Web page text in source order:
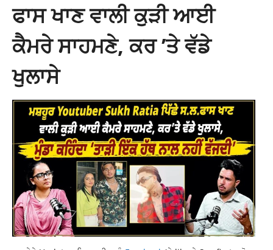
ਫਾਸ ਖਾਣ ਵਾਲੀ ਕੁੜੀ ਆਈ
ਕੈਮਰੇ ਸਾਹਮਣੇ, ਕਰ ’ਤੇ ਵੱਡੇ
ਖੁਲਾਸੇ